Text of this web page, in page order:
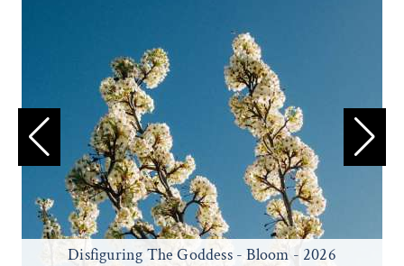
Disfiguring The Goddess - Bloom - 2026